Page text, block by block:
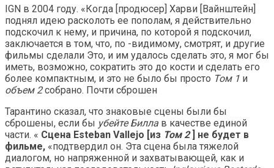
IGN в 2004 году. «Когда [продюсер] Харви [Вайнштейн]
поднял идею расколоть ее пополам, я действительно
подскочил к нему, и причина, по которой я подскочил,
заключается в том, что, по -видимому, смотрят, и другие
фильмы сделали Это, и им удалось сделать это, я мог бы
иметь, возможно, сократить это до кости и сделать его
более компактным, и это не было бы просто Том 1 и
объем 2собрано. Почти сброшен
Тарантино сказал, что знаковые сцены были бы
сброшены, если бы убейте Билла в качестве единой
части. « Сцена Esteban Vallejo [из Том 2] не будет в
фильме, «подтвердил он. Эта сцена была тяжелой
диалогом, но напряженной и захватывающей, как и